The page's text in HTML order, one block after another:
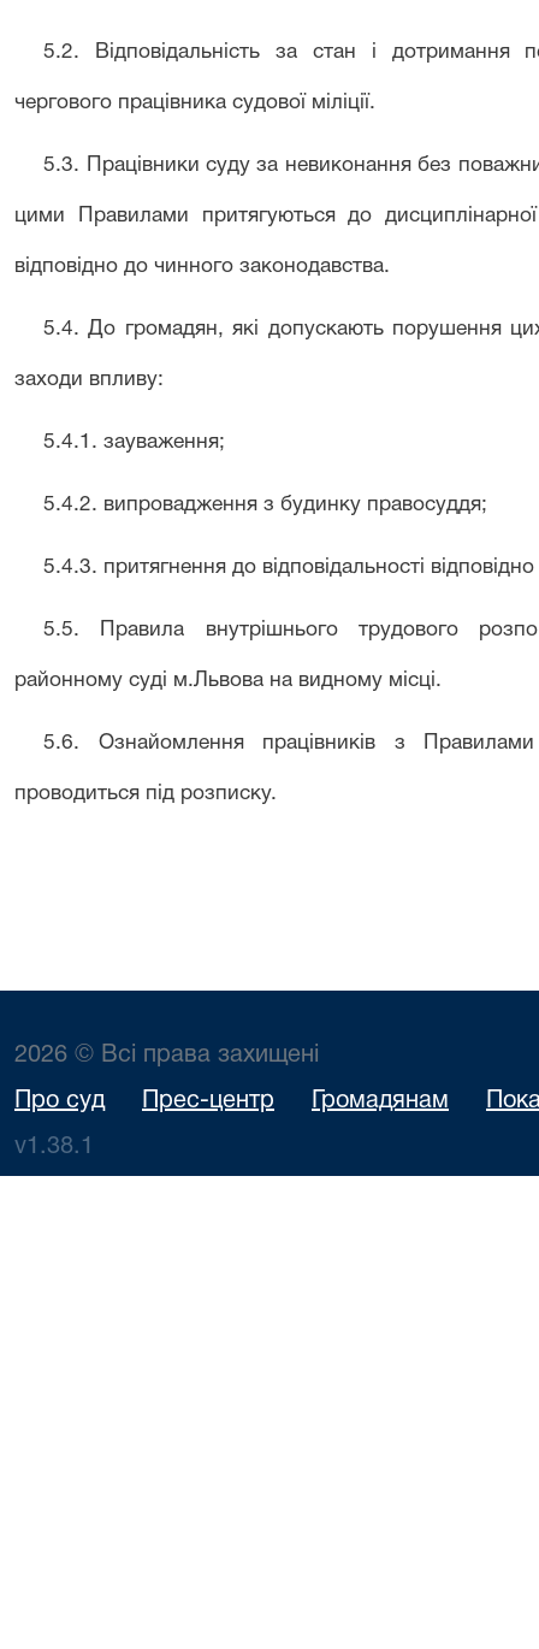
5.2. Відповідальність за стан і дотримання
чергового працівника судової міліції.
5.3. Працівники суду за невиконання без
цими Правилами притягуються до дисциплінарної
відповідно до чинного законодавства.
5.4. До громадян, які допускають порушення
заходи впливу:
5.4.1. зауваження;
5.4.2. випровадження з будинку правосуддя;
5.4.3. притягнення до відповідальності
5.5. Правила внутрішнього трудового
районному суді м.Львова на видному місці.
5.6. Ознайомлення працівників з Правилами
проводиться під розписку.
2026 © Всі права захищені
Про суд Прес-центр Громадянам
v1.38.1